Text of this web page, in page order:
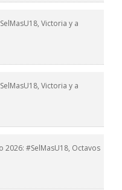
Victoria y a
Victoria y a
2026: #SelMasU18, Octavos